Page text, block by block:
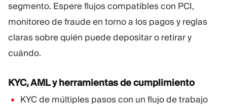
segmento. Espere flujos compatibles con PCI,
monitoreo de fraude en torno a los pagos y reglas
claras sobre quién puede depositar o retirar y
cuándo.
KYC, AML y herramientas de cumplimiento
KYC de múltiples pasos con un flujo de trabajo